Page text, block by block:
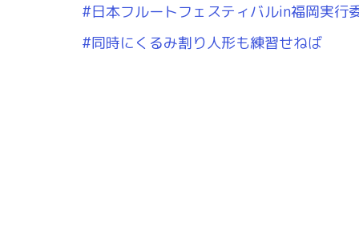
#日本フルートフェスティバルin福岡実行
#同時にくるみ割り人形も練習せねば